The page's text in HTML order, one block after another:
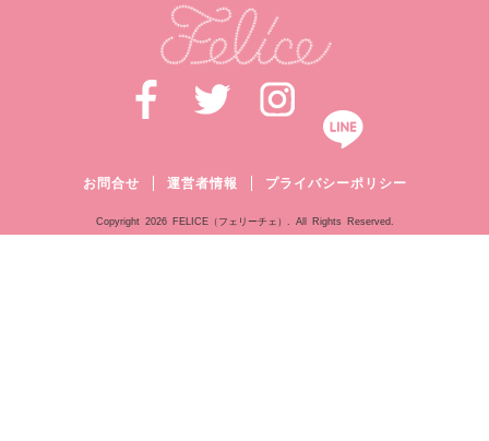
お問合せ 運営者情報 プライバシーポリシー
Copyright 2026 FELICE（フェリーチェ）. All Rights Reserved.